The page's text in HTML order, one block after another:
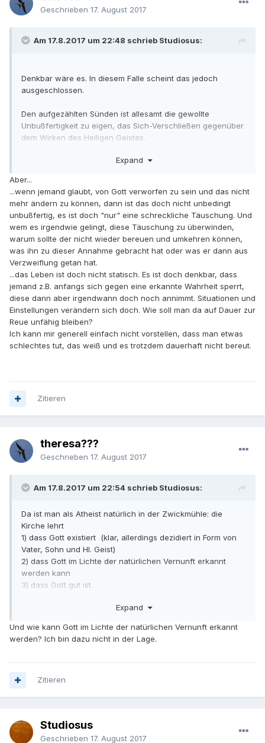
Geschrieben 17. August 2017
Am 17.8.2017 um 22:48 schrieb Studiosus:
Denkbar wäre es. In diesem Falle scheint das jedoch
ausgeschlossen.
Den aufgezählten Sünden ist allesamt die gewollte
Unbußfertigkeit zu eigen, das Sich-Verschließen gegenüber
dem Wirken des Heiligen Geistes.
Expand
Aber...
...wenn jemand glaubt, von Gott verworfen zu sein und das nicht
mehr ändern zu können, dann ist das doch nicht unbedingt
unbußfertig, es ist doch "nur" eine schreckliche Täuschung. Und
wem es irgendwie gelingt, diese Täuschung zu überwinden,
warum sollte der nicht wieder bereuen und umkehren können,
was ihn zu dieser Annahme gebracht hat oder was er dann aus
Verzweiflung getan hat.
...das Leben ist doch nicht statisch. Es ist doch denkbar, dass
jemand z.B. anfangs sich gegen eine erkannte Wahrheit sperrt,
diese dann aber irgendwann doch noch annimmt. Situationen und
Einstellungen verändern sich doch. Wie soll man da auf Dauer zur
Reue unfähig bleiben?
Ich kann mir generell einfach nicht vorstellen, dass man etwas
schlechtes tut, das weiß und es trotzdem dauerhaft nicht bereut.
Zitieren
theresa???
Geschrieben 17. August 2017
Am 17.8.2017 um 22:54 schrieb Studiosus:
Da ist man als Atheist natürlich in der Zwickmühle: die
Kirche lehrt
1) dass Gott existiert (klar, allerdings dezidiert in Form von
Vater, Sohn und Hl. Geist)
2) dass Gott im Lichte der natürlichen Vernunft erkannt
werden kann
3) dass Gott gut ist.
3 von 3 bzw. 6 aus 49 würde ich da sagen?
Saluti cordiali,
Studiosus.
Expand
Und wie kann Gott im Lichte der natürlichen Vernunft erkannt
werden? Ich bin dazu nicht in der Lage.
Zitieren
Studiosus
Geschrieben 17. August 2017